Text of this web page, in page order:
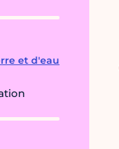
et d'eau